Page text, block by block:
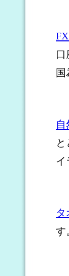
口
自
イ
タ
す